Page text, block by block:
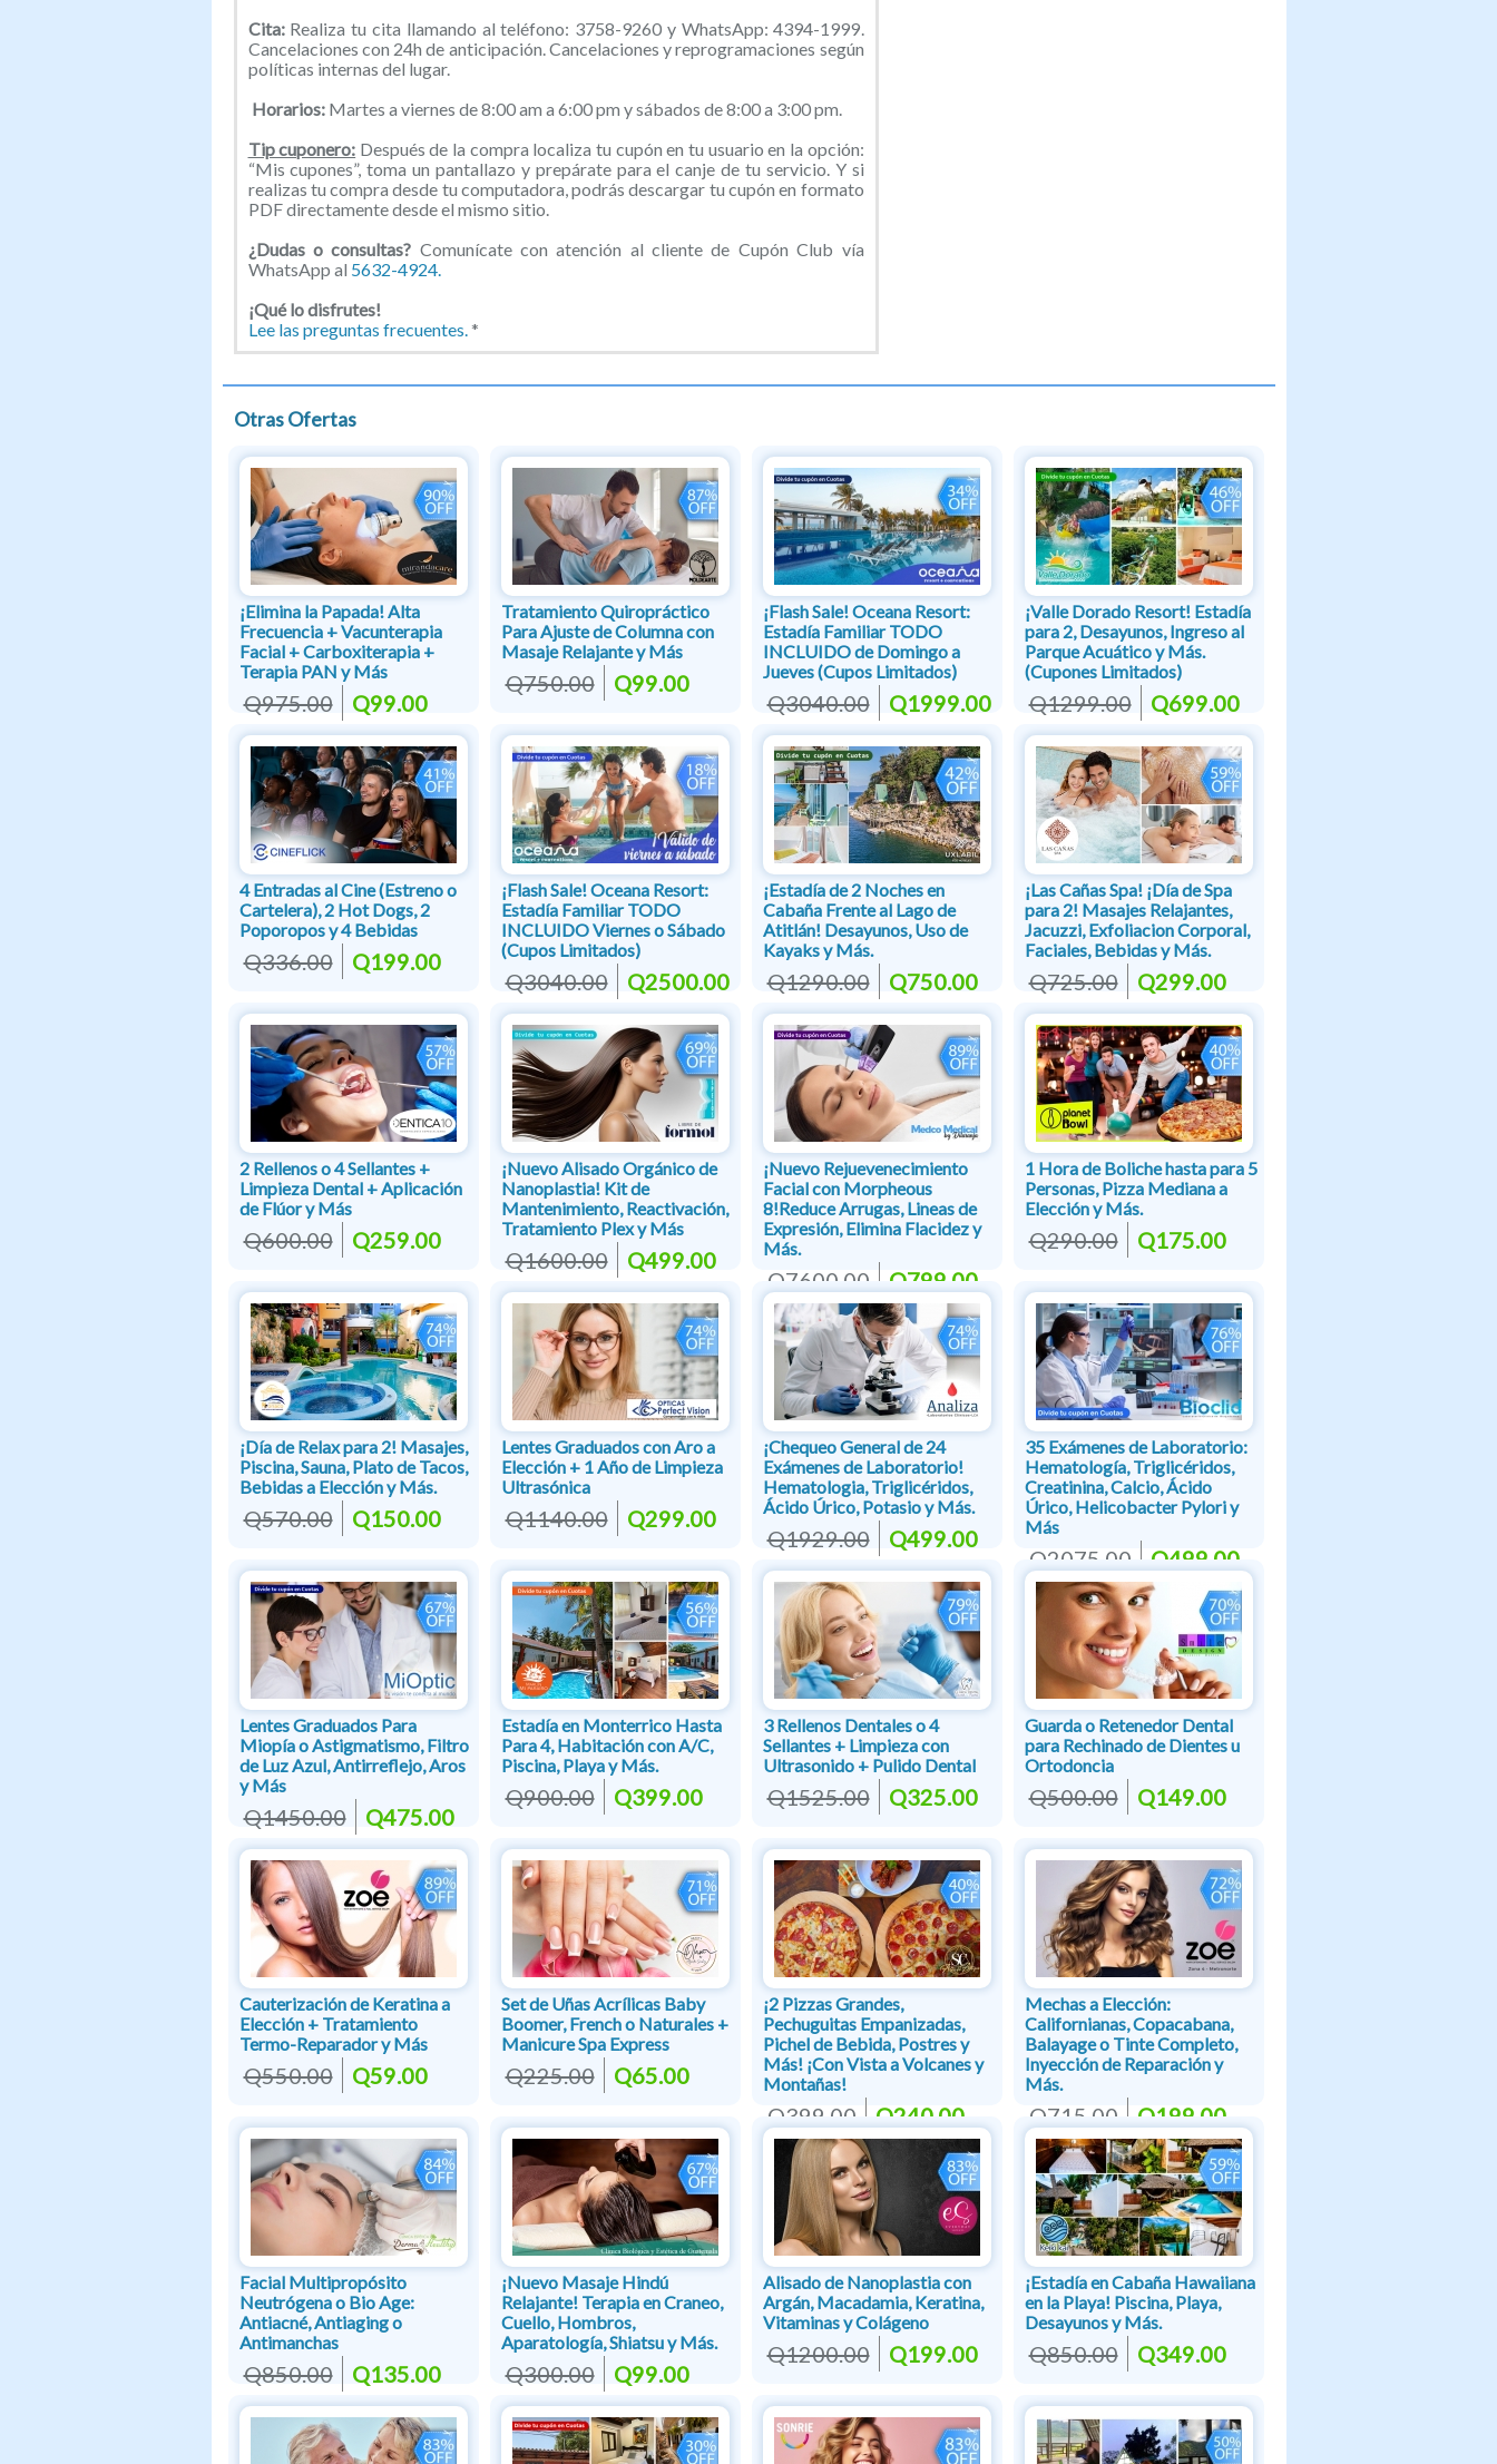
Cita:Realiza tu cita llamando al teléfono: 3758-9260 y WhatsApp: 4394-1999.
Cancelaciones con 24h de anticipación. Cancelaciones y reprogramaciones según
políticas internas del lugar.
Horarios: Martes a viernes de 8:00 am a 6:00 pm y sábados de 8:00 a 3:00 pm.
Tip cuponero: Después de la compra localiza tu cupón en tu usuario en la opción:
“Mis cupones”, toma un pantallazo y prepárate para el canje de tu servicio. Y si
realizas tu compra desde tu computadora, podrás descargar tu cupón en formato
PDF directamente desde el mismo sitio.
¿Dudas o consultas? Comunícate con atención al cliente de Cupón Club vía
WhatsApp al 5632-4924.
¡Qué lo disfrutes!
Lee las preguntas frecuentes.*
Otras Ofertas
¡Elimina la Papada! Alta
Frecuencia + Vacunterapia
Facial + Carboxiterapia +
Terapia PAN y Más
Q975.00 Q99.00
Tratamiento Quiropráctico
Para Ajuste de Columna con
Masaje Relajante y Más
Q750.00 Q99.00
¡Flash Sale! Oceana Resort:
Estadía Familiar TODO
INCLUIDO de Domingo a
Jueves (Cupos Limitados)
Q3040.00 Q1999.00
¡Valle Dorado Resort! Estadía
para 2, Desayunos, Ingreso al
Parque Acuático y Más.
(Cupones Limitados)
Q1299.00 Q699.00
4 Entradas al Cine (Estreno o
Cartelera), 2 Hot Dogs, 2
Poporopos y 4 Bebidas
Q336.00 Q199.00
¡Flash Sale! Oceana Resort:
Estadía Familiar TODO
INCLUIDO Viernes o Sábado
(Cupos Limitados)
Q3040.00 Q2500.00
¡Estadía de 2 Noches en
Cabaña Frente al Lago de
Atitlán! Desayunos, Uso de
Kayaks y Más.
Q1290.00 Q750.00
¡Las Cañas Spa! ¡Día de Spa
para 2! Masajes Relajantes,
Jacuzzi, Exfoliacion Corporal,
Faciales, Bebidas y Más.
Q725.00 Q299.00
2 Rellenos o 4 Sellantes +
Limpieza Dental + Aplicación
de Flúor y Más
Q600.00 Q259.00
¡Nuevo Alisado Orgánico de
Nanoplastia! Kit de
Mantenimiento, Reactivación,
Tratamiento Plex y Más
Q1600.00 Q499.00
¡Nuevo Rejuevenecimiento
Facial con Morpheous
8!Reduce Arrugas, Lineas de
Expresión, Elimina Flacidez y
Más.
Q7600.00 Q799.00
1 Hora de Boliche hasta para 5
Personas, Pizza Mediana a
Elección y Más.
Q290.00 Q175.00
¡Día de Relax para 2! Masajes,
Piscina, Sauna, Plato de Tacos,
Bebidas a Elección y Más.
Q570.00 Q150.00
Lentes Graduados con Aro a
Elección + 1 Año de Limpieza
Ultrasónica
Q1140.00 Q299.00
¡Chequeo General de 24
Exámenes de Laboratorio!
Hematologia, Triglicéridos,
Ácido Úrico, Potasio y Más.
Q1929.00 Q499.00
35 Exámenes de Laboratorio:
Hematología, Triglicéridos,
Creatinina, Calcio, Ácido
Úrico, Helicobacter Pylori y
Más
Q2075.00 Q499.00
Lentes Graduados Para
Miopía o Astigmatismo, Filtro
de Luz Azul, Antirreflejo, Aros
y Más
Q1450.00 Q475.00
Estadía en Monterrico Hasta
Para 4, Habitación con A/C,
Piscina, Playa y Más.
Q900.00 Q399.00
3 Rellenos Dentales o 4
Sellantes + Limpieza con
Ultrasonido + Pulido Dental
Q1525.00 Q325.00
Guarda o Retenedor Dental
para Rechinado de Dientes u
Ortodoncia
Q500.00 Q149.00
Cauterización de Keratina a
Elección + Tratamiento
Termo-Reparador y Más
Q550.00 Q59.00
Set de Uñas Acrílicas Baby
Boomer, French o Naturales +
Manicure Spa Express
Q225.00 Q65.00
¡2 Pizzas Grandes,
Pechuguitas Empanizadas,
Pichel de Bebida, Postres y
Más! ¡Con Vista a Volcanes y
Montañas!
Q399.00 Q240.00
Mechas a Elección:
Californianas, Copacabana,
Balayage o Tinte Completo,
Inyección de Reparación y
Más.
Q715.00 Q199.00
Facial Multipropósito
Neutrógena o Bio Age:
Antiacné, Antiaging o
Antimanchas
Q850.00 Q135.00
¡Nuevo Masaje Hindú
Relajante! Terapia en Craneo,
Cuello, Hombros,
Aparatología, Shiatsu y Más.
Q300.00 Q99.00
Alisado de Nanoplastia con
Argán, Macadamia, Keratina,
Vitaminas y Colágeno
Q1200.00 Q199.00
¡Estadía en Cabaña Hawaiiana
en la Playa! Piscina, Playa,
Desayunos y Más.
Q850.00 Q349.00